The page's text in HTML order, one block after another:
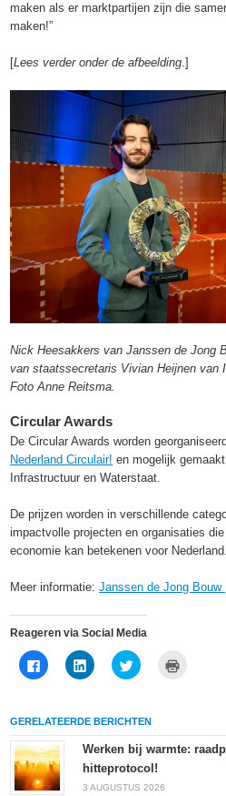
maken als er marktpartijen zijn die
maken!”
[Lees verder onder de afbeelding.]
Nick Heesakkers van Janssen de Jong
van staatssecretaris Vivian Heijnen van
Foto Anne Reitsma.
Circular Awards
De Circular Awards worden
Nederland Circulair! en mogelijk
Infrastructuur en Waterstaat.
De prijzen worden in verschillende
impactvolle projecten en organisaties
economie kan betekenen voor Nederland.
Meer informatie:Janssen de Jong Bouw
Reageren via Social Media
Klik
om
Facebook
(Wordt
een
nieuw
venster
geopend)
Klik
om
delen
(Wordt
een
nieuw
venster
geopend)
Klik
om
Twitter
(Wordt
een
nieuw
venster
geopend)
nieuw
GERELATEERDE BERICHTEN
Werken bij warmte:
hitteprotocol!
3 AUGUSTUS 2026